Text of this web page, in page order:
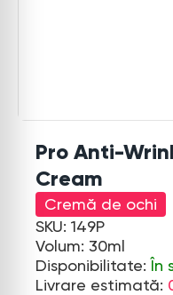
Pro Anti-
Cream
Cremă de ochi
SKU: 149P
Volum: 30ml
Disponibilitate:În
Livrare estimată: